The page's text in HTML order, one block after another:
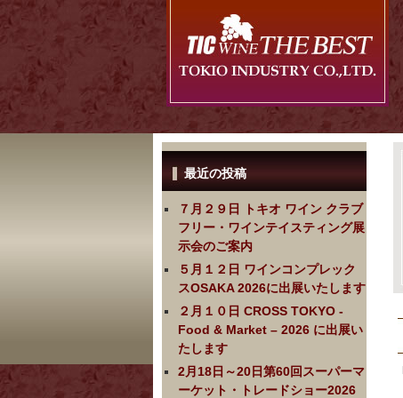
最近の投稿
７月２９日 トキオ ワイン クラブ
フリー・ワインテイスティング展
示会のご案内
５月１２日 ワインコンプレック
スOSAKA 2026に出展いたします
２月１０日 CROSS TOKYO -
Food & Market – 2026 に出展い
たします
2月18日～20日第60回スーパーマ
ーケット・トレードショー2026